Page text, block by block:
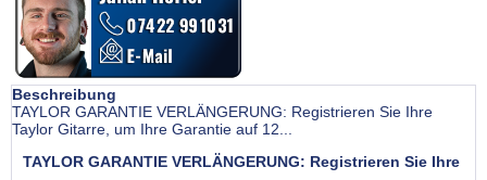
Beschreibung
TAYLOR GARANTIE VERLÄNGERUNG: Registrieren Sie Ihre
Taylor Gitarre, um Ihre Garantie auf 12...
TAYLOR GARANTIE VERLÄNGERUNG: Registrieren Sie Ihre